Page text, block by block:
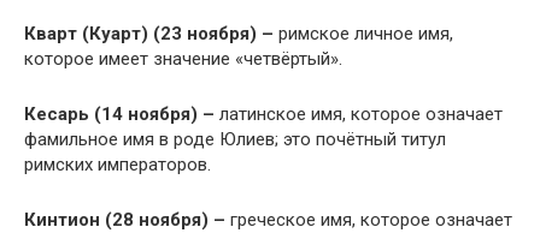
Кварт (Куарт) (23 ноября) – римское личное имя,
которое имеет значение «четвёртый».
Кесарь (14 ноября) – латинское имя, которое означает
фамильное имя в роде Юлиев; это почётный титул
римских императоров.
Кинтион (28 ноября) – греческое имя, которое означает